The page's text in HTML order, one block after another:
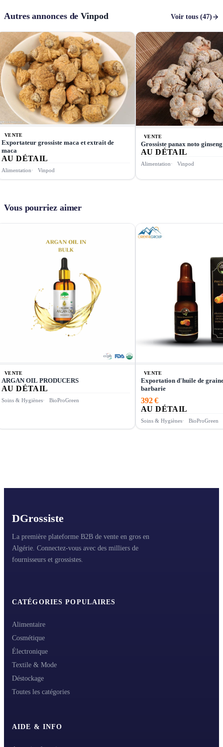
Autres annonces deVinpod Voir tous (47)
VENTE
Exportateur grossiste maca et extrait de
maca
AU DÉTAIL
Alimentation Vinpod
VENTE
Grossiste panax noto
AU DÉTAIL
Alimentation Vinpod
Vous pourriez aimer
VENTE
ARGAN OIL PRODUCERS
AU DÉTAIL
Soins & Hygiènes BioProGreen
VENTE
Exportation d'huile de
barbarie
392 €
AU DÉTAIL
Soins & Hygiènes BioProGreen
DGrossiste
La première plateforme B2B de vente en gros en
Algérie. Connectez-vous avec des milliers de
fournisseurs et grossistes.
CATÉGORIES POPULAIRES
Alimentaire
Cosmétique
Électronique
Textile & Mode
Déstockage
Toutes les catégories
AIDE & INFO